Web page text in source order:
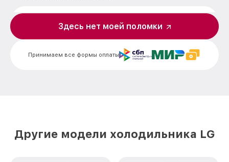
B509SMGZ LG
Принимаем все формы оплаты
Здесь нет моей поломки
Другие модели холодильника LG